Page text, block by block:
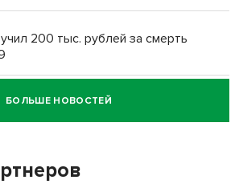
200 тыс. рублей за смерть
наказал водителя за смерть
БОЛЬШЕ НОВОСТЕЙ